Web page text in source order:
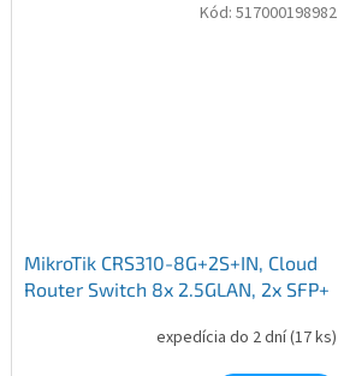
MikroTik CRS310-8G+2S+IN, Cloud
Router Switch 8x 2.5GLAN, 2x SFP+
expedícia do 2 dní(17 ks)
Kód: 517000198982